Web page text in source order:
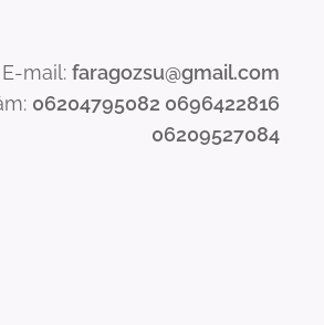
E-mail: faragozsu@gmail.com
06204795082 0696422816
06209527084